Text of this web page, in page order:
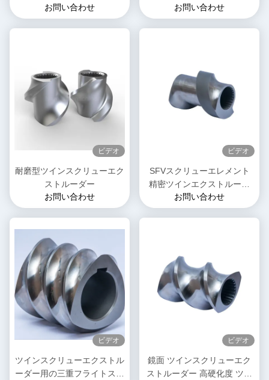
クロール エクストルーダー
お問い合わせ
ー混合スクロール要素
お問い合わせ
ビデオ
耐磨型ツインスクリューエク
ストルーダー
お問い合わせ
ビデオ
SFVスクリューエレメント
精密ツインエクストルーダ
プラスチックエクストルーダ
用のスクリューエレメント
お問い合わせ
ビデオ
ツインスクリューエクストル
ーダー用の三重フライトスク
ビデオ
鏡面 ツインスクリューエク
ストルーダー 高硬化度 ツイ